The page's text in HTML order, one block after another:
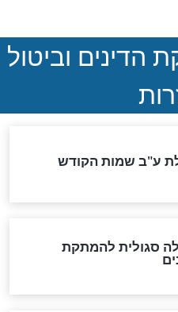
כתב היד
הרשב"ם התגלה
על כל השנים"